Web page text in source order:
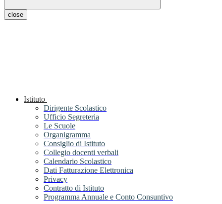
close
Istituto
Dirigente Scolastico
Ufficio Segreteria
Le Scuole
Organigramma
Consiglio di Istituto
Collegio docenti verbali
Calendario Scolastico
Dati Fatturazione Elettronica
Privacy
Contratto di Istituto
Programma Annuale e Conto Consuntivo